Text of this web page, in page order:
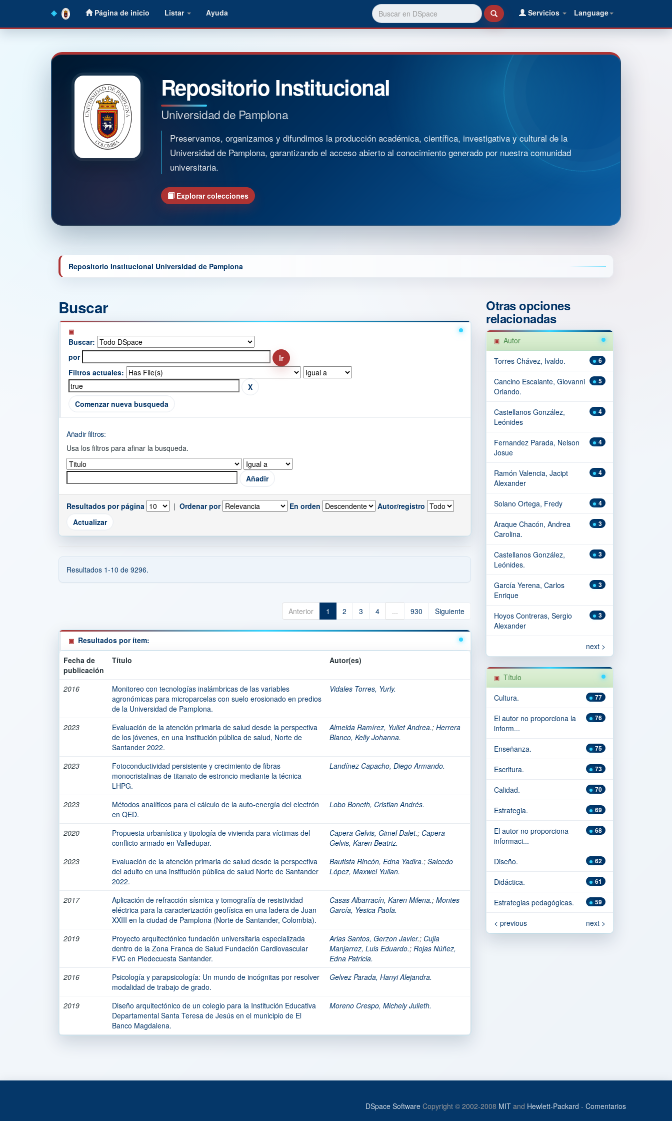
Página de inicio Listar Ayuda Language
Servicios
Repositorio Institucional
Universidad de Pamplona
Preservamos, organizamos y difundimos la producción académica, científica, investigativa y cultural de la
Universidad de Pamplona, garantizando el acceso abierto al conocimiento generado por nuestra comunidad
universitaria.
Explorar colecciones
Repositorio Institucional Universidad de Pamplona
Buscar
Buscar:
por
Filtros actuales:
Comenzar nueva busqueda
Añadir filtros:
Usa los filtros para afinar la busqueda.
Resultados por página | Ordenar por En orden Autor/registro
Resultados 1-10 de 9296.
Anterior 1 2 3 4 ... 930 Siguiente
Resultados por ítem:
Fecha de
publicación
Título Autor(es)
2016
Monitoreo con tecnologías inalámbricas de las variables
agronómicas para microparcelas con suelo erosionado en predios
de la Universidad de Pamplona.
Vidales Torres, Yurly.
2023
Evaluación de la atención primaria de salud desde la perspectiva
de los jóvenes, en una institución pública de salud, Norte de
Santander 2022.
Almeida Ramírez, Yuliet Andrea.; Herrera
Blanco, Kelly Johanna.
2023
Fotoconductividad persistente y crecimiento de fibras
monocristalinas de titanato de estroncio mediante la técnica
LHPG.
Landínez Capacho, Diego Armando.
2023
Métodos analíticos para el cálculo de la auto-energía del electrón
en QED.
Lobo Boneth, Cristian Andrés.
2020
Propuesta urbanística y tipología de vivienda para víctimas del
conflicto armado en Valledupar.
Capera Gelvis, Gimel Dalet.; Capera
Gelvis, Karen Beatriz.
2023
Evaluación de la atención primaria de salud desde la perspectiva
del adulto en una institución pública de salud Norte de Santander
2022.
Bautista Rincón, Edna Yadira.; Salcedo
López, Maxwel Yulian.
2017
Aplicación de refracción sísmica y tomografía de resistividad
eléctrica para la caracterización geofísica en una ladera de Juan
XXIII en la ciudad de Pamplona (Norte de Santander, Colombia).
Casas Albarracín, Karen Milena.; Montes
García, Yesica Paola.
2019
Proyecto arquitectónico fundación universitaria especializada
dentro de la Zona Franca de Salud Fundación Cardiovascular
FVC en Piedecuesta Santander.
Arias Santos, Gerzon Javier.; Cujia
Manjarrez, Luis Eduardo.; Rojas Núñez,
Edna Patricia.
2016
Psicología y parapsicología: Un mundo de incógnitas por resolver
modalidad de trabajo de grado.
Gelvez Parada, Hanyi Alejandra.
2019
Diseño arquitectónico de un colegio para la Institución Educativa
Departamental Santa Teresa de Jesús en el municipio de El
Banco Magdalena.
Moreno Crespo, Michely Julieth.
Otras opciones
relacionadas
Autor
6
Torres Chávez, Ivaldo.
5
Cancino Escalante, Giovanni
Orlando.
4
Castellanos González,
Leónides
4
Fernandez Parada, Nelson
Josue
4
Ramón Valencia, Jacipt
Alexander
4
Solano Ortega, Fredy
3
Araque Chacón, Andrea
Carolina.
3
Castellanos González,
Leónides.
3
García Yerena, Carlos
Enrique
3
Hoyos Contreras, Sergio
Alexander
next >
Título
77
Cultura.
76
El autor no proporciona la
inform...
75
Enseñanza.
73
Escritura.
70
Calidad.
69
Estrategia.
68
El autor no proporciona
informaci...
62
Diseño.
61
Didáctica.
59
Estrategias pedagógicas.
< previous next >
DSpace Software Copyright © 2002-2008 MIT and Hewlett-Packard - Comentarios